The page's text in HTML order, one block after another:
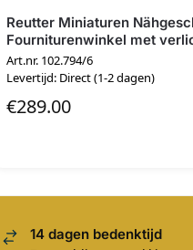
Reutter Miniaturen
Fourniturenwinkel met
Art.nr. 102.794/6
Levertijd: Direct (1-2 dagen)
€289.00
14 dagen bedenktijd